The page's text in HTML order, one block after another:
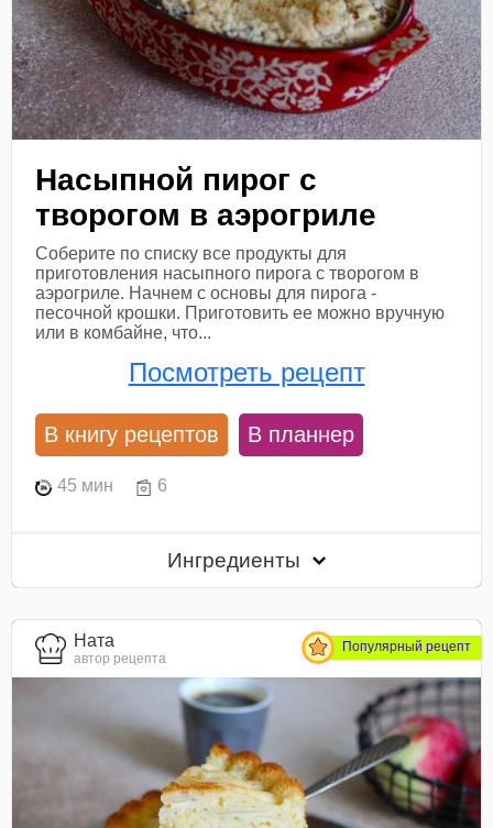
Насыпной пирог с
творогом в аэрогриле
Соберите по списку все продукты для
приготовления насыпного пирога с творогом в
аэрогриле. Начнем с основы для пирога -
песочной крошки. Приготовить ее можно вручную
или в комбайне, что...
Посмотреть рецепт
В книгу рецептов В планнер
45 мин 6
Ингредиенты
Ната
автор рецепта
Популярный рецепт